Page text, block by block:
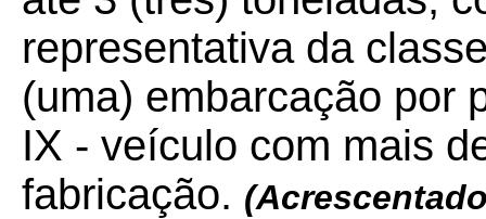
representativa da
(uma) embarcação por
IX - veículo com mais
fabricação.